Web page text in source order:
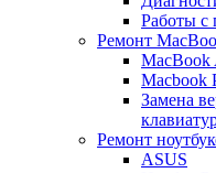
Работы с
Ремонт
MacBook
Macbook
Замена
Ремонт
ASUS